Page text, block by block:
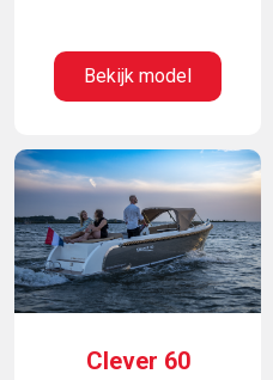
Bekijk model
Clever 60